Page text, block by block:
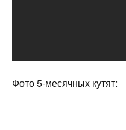
Фото 5-месячных кутят: